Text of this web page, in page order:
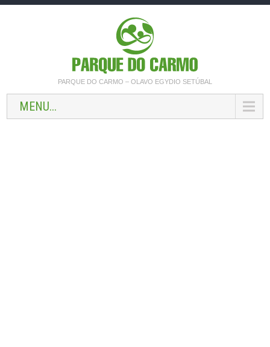
PARQUE DO CARMO – OLAVO EGYDIO SETÚBAL
MENU...